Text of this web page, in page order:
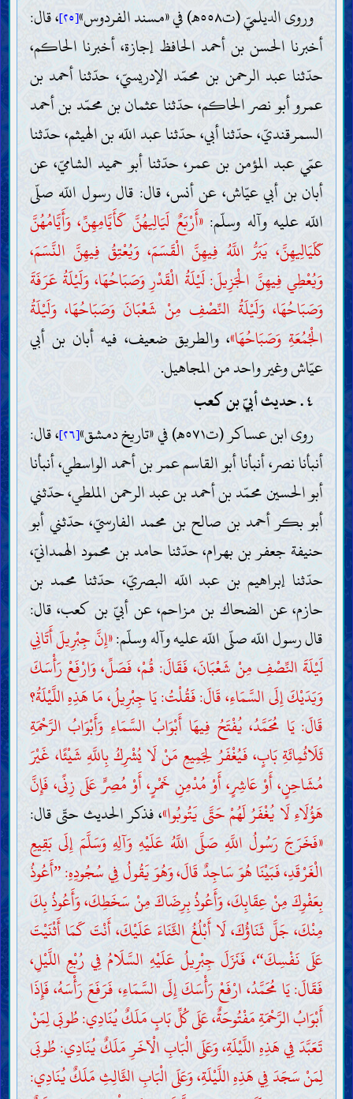
وروى الديلميّ (ت٥٥٨هـ) في «مسند الفردوس»
[٢٥]
، قال:
أخبرنا الحسن بن أحمد الحافظ إجازة، أخبرنا الحاكم،
حدّثنا عبد الرحمن بن محمّد الإدريسيّ، حدّثنا أحمد بن
عمرو أبو نصر الحاكم، حدّثنا عثمان بن محمّد بن أحمد
السمرقنديّ، حدّثنا أبي، حدّثنا عبد اللّه بن الهيثم، حدّثنا
عمّي عبد المؤمن بن عمر، حدّثنا أبو حميد الشاميّ، عن
أبان بن أبي عيّاش، عن أنس، قال: قال رسول اللّه صلّى
اللّه عليه وآله وسلّم:«أَرْبَعٌ لَيَالِيهُنَّ كَأَيَّامِهِنِّ، وَأَيَّامُهُنَّ
كَلَيَالِيهِنَّ، يَبَرُّ اللَّهُ فِيهِنَّ الْقَسَمَ، وَيُعْتِقُ فِيهِنَّ النَّسَمَ،
وَيُعْطِي فِيهِنَّ الْجَزِيلَ: لَيْلَةُ الْقَدْرِ وَصَبَاحُهَا، وَلَيْلَةُ عَرَفَةَ
وَصَبَاحُهَا، وَلَيْلَةُ النِّصْفِ مِنْ شَعْبَانَ وَصَبَاحُهَا، وَلَيْلَةُ
الْجُمُعَةِ وَصَبَاحُهَا»، والطريق ضعيف، فيه أبان بن أبي
عيّاش وغير واحد من المجاهيل.
٤ . حديث أبيّ بن كعب
روى ابن عساكر (ت٥٧١هـ) في «تاريخ دمشق»
[٢٦]
، قال:
أنبأنا نصر، أنبأنا أبو القاسم عمر بن أحمد الواسطي، أنبأنا
أبو الحسين محمّد بن أحمد بن عبد الرحمن الملطي، حدّثني
أبو بكر أحمد بن صالح بن محمد الفارسيّ، حدّثني أبو
حنيفة جعفر بن بهرام، حدّثنا حامد بن محمود الهمدانيّ،
حدّثنا إبراهيم بن عبد اللّه البصريّ، حدّثنا محمد بن
حازم، عن الضحاك بن مزاحم، عن أبيّ بن كعب، قال:
قال رسول اللّه صلّى اللّه عليه وآله وسلّم:«إِنَّ جِبْرِيلَ أَتَانِي
لَيْلَةَ النِّصْفِ مِنْ شَعْبَانَ، فَقَالَ: قُمْ، فَصَلِّ، وَارْفَعْ رَأْسَكَ
وَيَدَيْكَ إِلَى السَّمَاءِ، قَالَ: فَقُلْتُ: يَا جِبْرِيلُ، مَا هَذِهِ اللَّيْلَةُ؟
قَالَ: يَا مُحَمَّدُ، يُفْتَحُ فِيهَا أَبْوَابُ السَّمَاءِ وَأَبْوَابُ الرَّحْمَةِ
ثَلَاثُمِائَةِ بَابٍ، فَيُغْفَرُ لِجَمِيعِ مَنْ لَا يُشْرِكُ بِاللَّهِ شَيْئًا، غَيْرَ
مُشَاحِنٍ، أَوْ عَاشِرٍ، أَوْ مُدْمِنِ خَمْرٍ، أَوْ مُصِرٍّ عَلَى زِنًى، فَإِنَّ
هَؤُلَاءِ لَا يُغْفَرُ لَهُمْ حَتَّى يَتُوبُوا»، فذكر الحديث حتّى قال:
«فَخَرَجَ رَسُولُ اللَّهِ صَلَّى اللَّهُ عَلَيْهِ وَآلِهِ وَسَلَّمَ إِلَى بَقِيعِ
الْغَرْقَدِ، فَبَيْنَا هُوَ سَاجِدٌ قَالَ، وَهُوَ يَقُولُ فِي سُجُودِهِ: ”أَعُوذُ
بِعَفْوِكَ مِنْ عِقَابِكَ، وَأَعُوذُ بِرِضَاكَ مِنْ سَخَطِكَ، وَأَعُوذُ بِكَ
مِنْكَ، جَلَّ ثَنَاؤُكَ، لَا أَبْلُغُ الثَّنَاءَ عَلَيْكَ، أَنْتَ كَمَا أَثْنَيْتَ
عَلَى نَفْسِكَ“، فَنَزَلَ جِبْرِيلُ عَلَيْهِ السَّلَامُ فِي رُبْعِ اللَّيْلِ،
فَقَالَ: يَا مُحَمَّدُ، ارْفَعْ رَأْسَكَ إِلَى السَّمَاءِ، فَرَفَعَ رَأْسَهُ، فَإِذَا
أَبْوَابُ الرَّحْمَةِ مَفْتُوحَةٌ، عَلَى كُلِّ بَابٍ مَلَكٌ يُنَادِي: طُوبَى لِمَنْ
تَعَبَّدَ فِي هَذِهِ اللَّيْلَةِ، وَعَلَى الْبَابِ الْآخَرِ مَلَكٌ يُنَادِي: طُوبَى
لِمَنْ سَجَدَ فِي هَذِهِ اللَّيْلَةِ، وَعَلَى الْبَابِ الثَّالِثِ مَلَكٌ يُنَادِي: